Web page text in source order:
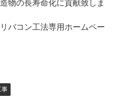
物の長寿命化に貢献致しま
バコン工法専用ホームペー
事